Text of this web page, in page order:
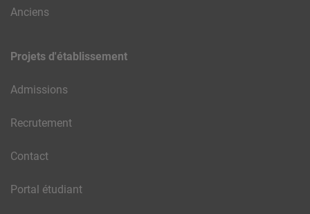
Anciens
Projets d'établissement
Admissions
Recrutement
Contact
Portal étudiant